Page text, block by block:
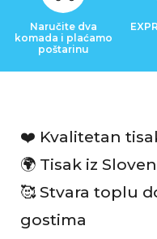
Naručite dva
komada i plaćamo
poštarinu
❤️ Kvalitetan
🌍 Tisak iz
🥰 Stvara toplu
gostima